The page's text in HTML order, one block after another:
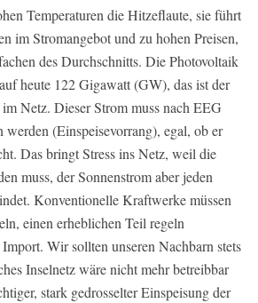
Temperaturen die Hitzeflaute, sie führt
im Stromangebot und zu hohen Preisen,
des Durchschnitts. Die Photovoltaik
heute 122 Gigawatt (GW), das ist der
Netz. Dieser Strom muss nach EEG
werden (Einspeisevorrang), egal, ob er
Das bringt Stress ins Netz, weil die
muss, der Sonnenstrom aber jeden
Konventionelle Kraftwerke müssen
einen erheblichen Teil regeln
Wir sollten unseren Nachbarn stets
Inselnetz wäre nicht mehr betreibbar
stark gedrosselter Einspeisung der